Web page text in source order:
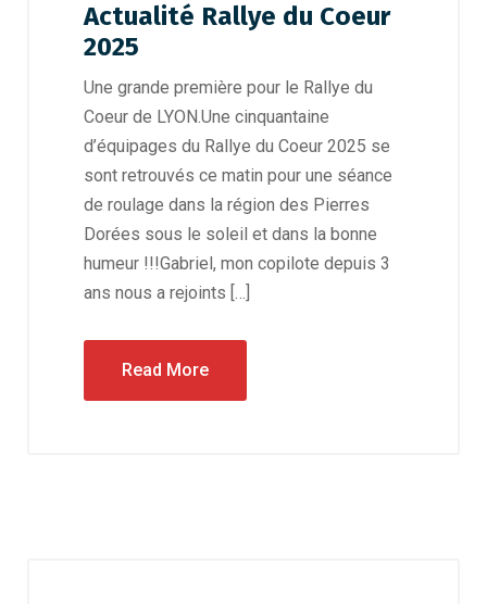
Actualité Rallye du Coeur
2025
Une grande première pour le Rallye du
Coeur de LYON.Une cinquantaine
d’équipages du Rallye du Coeur 2025 se
sont retrouvés ce matin pour une séance
de roulage dans la région des Pierres
Dorées sous le soleil et dans la bonne
humeur !!!Gabriel, mon copilote depuis 3
ans nous a rejoints […]
Read More